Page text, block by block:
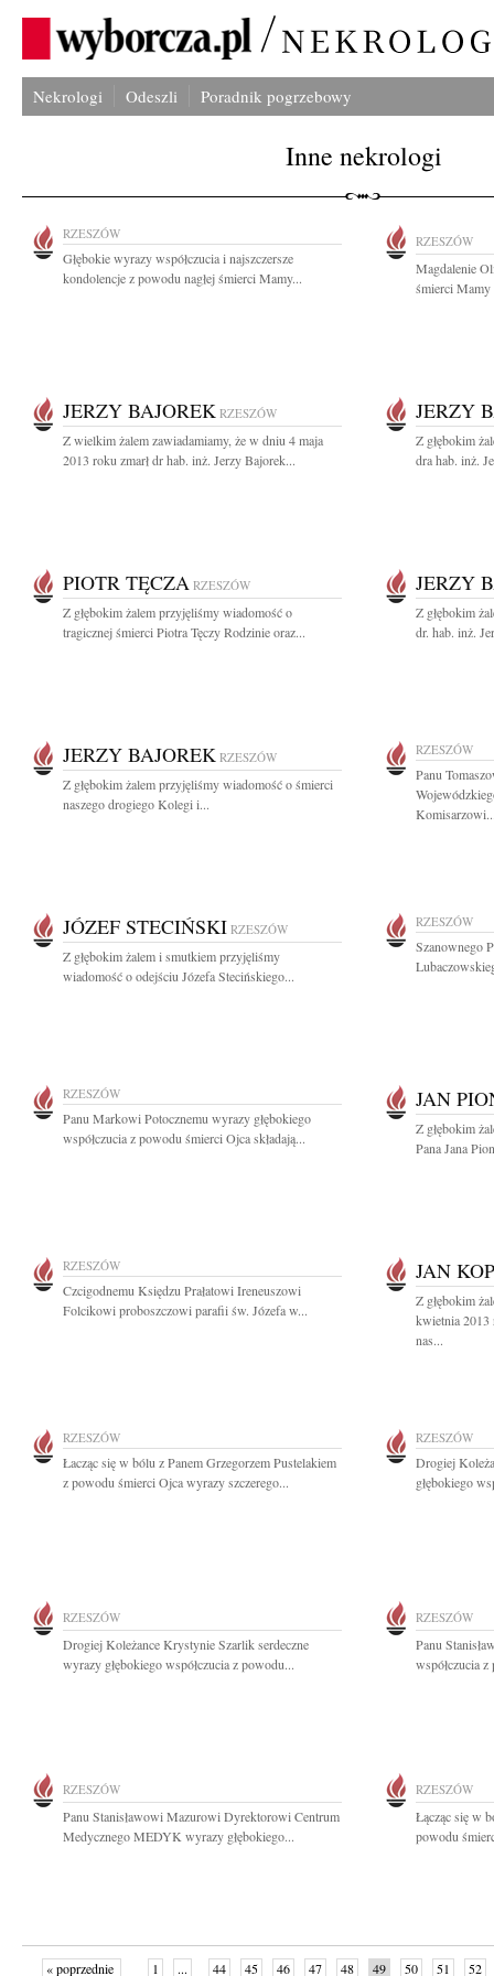
Nekrologi Odeszli Poradnik pogrzebowy
Inne nekrologi
RZESZÓW
Głębokie wyrazy współczucia i najszczersze
kondolencje z powodu nagłej śmierci Mamy...
RZESZÓW
Magdalenie
śmierci Mamy
JERZY BAJOREK RZESZÓW
Z wielkim żalem zawiadamiamy, że w dniu 4 maja
2013 roku zmarł dr hab. inż. Jerzy Bajorek...
JERZY
Z głębokim
dra hab. inż.
PIOTR TĘCZA RZESZÓW
Z głębokim żalem przyjęliśmy wiadomość o
tragicznej śmierci Piotra Tęczy Rodzinie oraz...
JERZY
Z głębokim
dr. hab. inż.
JERZY BAJOREK RZESZÓW
Z głębokim żalem przyjęliśmy wiadomość o śmierci
naszego drogiego Kolegi i...
RZESZÓW
Panu
JÓZEF STECIŃSKI RZESZÓW
Z głębokim żalem i smutkiem przyjęliśmy
wiadomość o odejściu Józefa Stecińskiego...
RZESZÓW
Szanownego
RZESZÓW
Panu Markowi Potocznemu wyrazy głębokiego
współczucia z powodu śmierci Ojca składają...
JAN
Z głębokim
Pana Jana
RZESZÓW
Czcigodnemu Księdzu Prałatowi Ireneuszowi
Folcikowi proboszczowi parafii św. Józefa w...
JAN
Z głębokim
kwietnia 2013
nas...
RZESZÓW
Łacząc się w bólu z Panem Grzegorzem Pustelakiem
z powodu śmierci Ojca wyrazy szczerego...
RZESZÓW
Drogiej
głębokiego
RZESZÓW
Drogiej Koleżance Krystynie Szarlik serdeczne
wyrazy głębokiego współczucia z powodu...
RZESZÓW
Panu
współczucia
RZESZÓW
Panu Stanisławowi Mazurowi Dyrektorowi Centrum
Medycznego MEDYK wyrazy głębokiego...
RZESZÓW
Łącząc się w
powodu
« poprzednie 1 ... 44 45 46 47 48 49 50 51 52